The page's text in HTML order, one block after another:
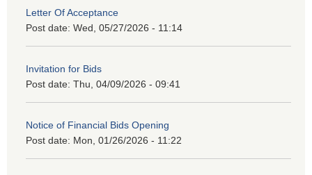
Letter Of Acceptance
Post date: Wed, 05/27/2026 - 11:14
Invitation for Bids
Post date: Thu, 04/09/2026 - 09:41
Notice of Financial Bids Opening
Post date: Mon, 01/26/2026 - 11:22